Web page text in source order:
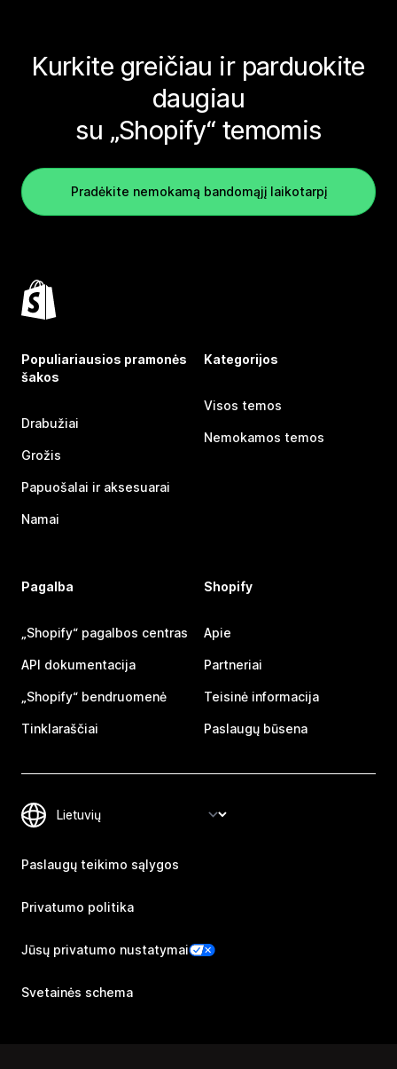
Kurkite greičiau ir parduokite
daugiau
su „Shopify“ temomis
Pradėkite nemokamą bandomąjį laikotarpį
Populiariausios pramonės
šakos
Drabužiai
Grožis
Papuošalai ir aksesuarai
Namai
Kategorijos
Visos temos
Nemokamos temos
Pagalba
„Shopify“ pagalbos centras
API dokumentacija
„Shopify“ bendruomenė
Tinklaraščiai
Shopify
Apie
Partneriai
Teisinė informacija
Paslaugų būsena
Paslaugų teikimo sąlygos
Privatumo politika
Jūsų privatumo nustatymai
Svetainės schema